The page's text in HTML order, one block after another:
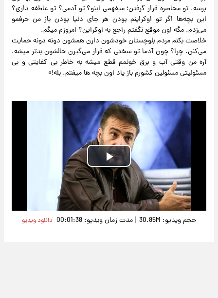
برسه. تو محاصره قرار گرفتن؛ میفهمی اینو؟ تو آدمی؟ تو عاطفه داری؟
این بچه‌ها اگر تو اوکراینم بودن هر جای دنیا بودن باز من حرفمو
می‌زدم. مگه اون موقع نگفتم راجع به اوکراین؟ امروزم میگم.
خلاصت بکنم مردم بلوچستان خودشون دارن همشون دونه دونه حمایت
می‌کنن. چرا؟ چون آدما تو سختی که قرار می‌گیرن حالشون بدتر میشه.
آره من وقتی آب و برق خونمم قطع میشه به خاطر بی کفایتی و بی
مسئولیتی مسئولین کشورم باز یاد اون بچه ها میفتم. بله!»
Play
Video
حجم ویدیو: 30.85M | مدت زمان ویدیو: 00:01:38 دانلود ویدیو